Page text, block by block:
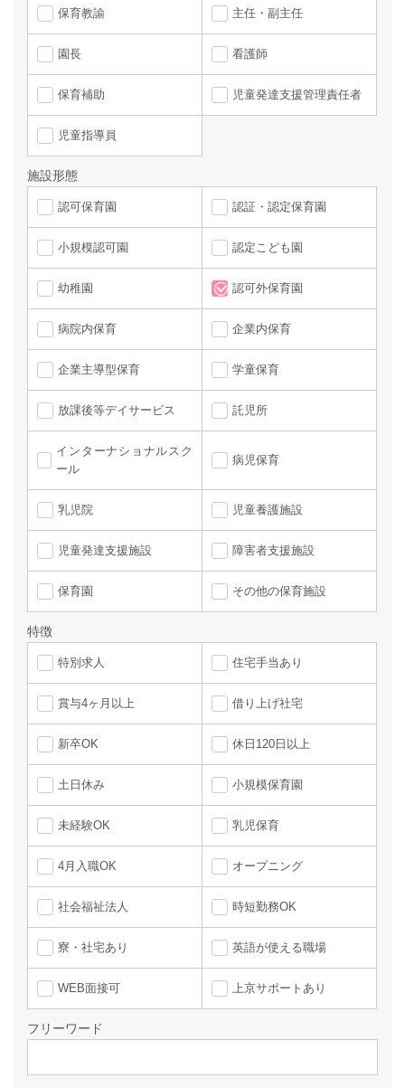
保育教諭 主任・副主任
園長 看護師
保育補助 児童発達支援管理責任者
児童指導員
施設形態
認可保育園 認証・認定保育園
小規模認可園 認定こども園
幼稚園 認可外保育園
病院内保育 企業内保育
企業主導型保育 学童保育
放課後等デイサービス 託児所
インターナショナルスク
ール
病児保育
乳児院 児童養護施設
児童発達支援施設 障害者支援施設
保育園 その他の保育施設
特徴
特別求人 住宅手当あり
賞与4ヶ月以上 借り上げ社宅
新卒OK 休日120日以上
土日休み 小規模保育園
未経験OK 乳児保育
4月入職OK オープニング
社会福祉法人 時短勤務OK
寮・社宅あり 英語が使える職場
WEB面接可 上京サポートあり
フリーワード